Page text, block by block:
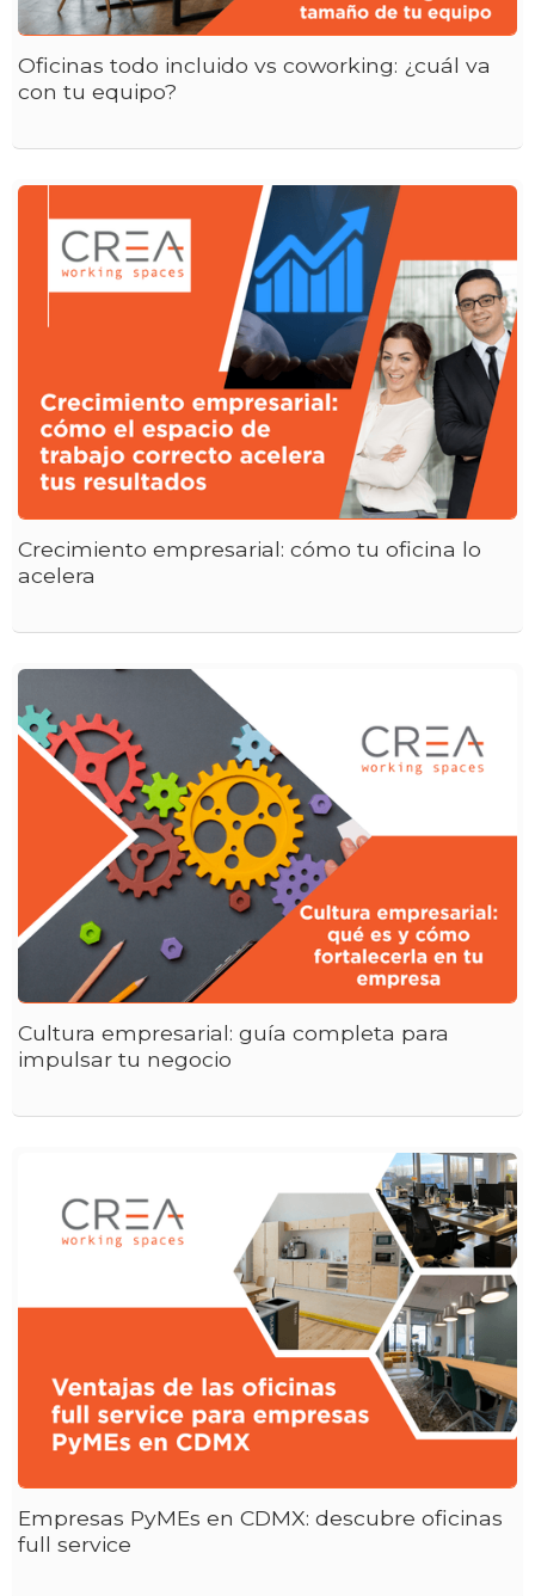
Oficinas todo incluido vs coworking: ¿cuál va
con tu equipo?
Crecimiento empresarial: cómo tu oficina lo
acelera
Cultura empresarial: guía completa para
impulsar tu negocio
Empresas PyMEs en CDMX: descubre oficinas
full service